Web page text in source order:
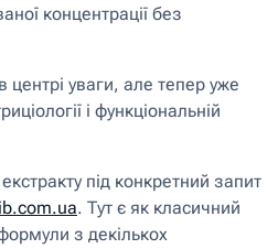
концентрації без
уваги, але тепер уже
і функціональній
під конкретний запит
. Тут є як класичний
з декількох